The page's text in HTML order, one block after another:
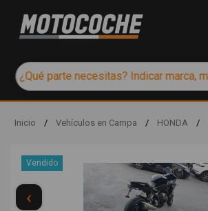
Inicio / Vehículos en Campa / HONDA /
Vendido
‹